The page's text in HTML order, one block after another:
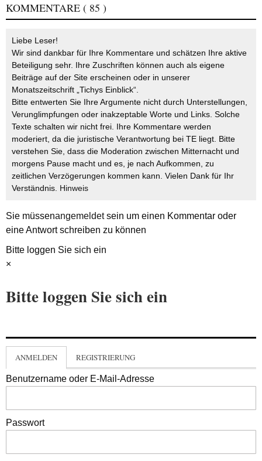
KOMMENTARE ( 85 )
Liebe Leser!
Wir sind dankbar für Ihre Kommentare und schätzen Ihre aktive
Beteiligung sehr. Ihre Zuschriften können auch als eigene
Beiträge auf der Site erscheinen oder in unserer
Monatszeitschrift „Tichys Einblick“.
Bitte entwerten Sie Ihre Argumente nicht durch Unterstellungen,
Verunglimpfungen oder inakzeptable Worte und Links. Solche
Texte schalten wir nicht frei. Ihre Kommentare werden
moderiert, da die juristische Verantwortung bei TE liegt. Bitte
verstehen Sie, dass die Moderation zwischen Mitternacht und
morgens Pause macht und es, je nach Aufkommen, zu
zeitlichen Verzögerungen kommen kann. Vielen Dank für Ihr
Verständnis. Hinweis
Sie müssenangemeldetsein um einen Kommentar oder
eine Antwort schreiben zu können
Bitte loggen Sie sich ein
×
Bitte loggen Sie sich ein
ANMELDEN REGISTRIERUNG
Benutzername oder E-Mail-Adresse
Passwort